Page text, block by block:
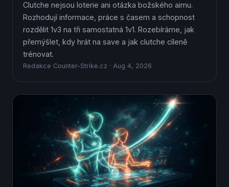
Clutche nejsou loterie ani otázka božského aimu.
Rozhodují informace, práce s časem a schopnost
rozdělit 1v3 na tři samostatná 1v1. Rozebíráme, jak
přemýšlet, kdy hrát na save a jak clutche cíleně
trénovat.
Redakce Counter-Strike.cz · Aug 4, 2026